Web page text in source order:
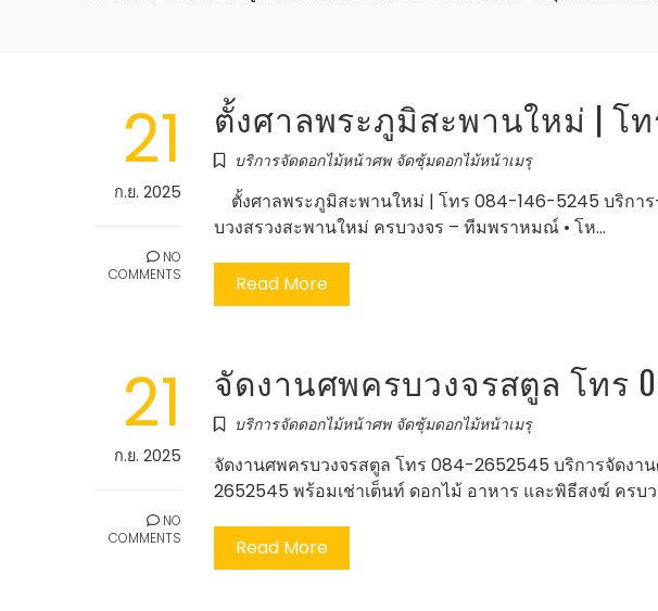
21
ก.ย. 2025
NO
COMMENTS
ตั้งศาลพระภูมิสะพานใหม่ | โทร
บริการจัดดอกไม้หน้าศพ จัดซุ้มดอกไม้หน้าเมรุ
ตั้งศาลพระภูมิสะพานใหม่ | โทร 084-146-5245 บริกา
บวงสรวงสะพานใหม่ ครบวงจร – ทีมพราหมณ์ • โห…
Read More
21
ก.ย. 2025
NO
COMMENTS
จัดงานศพครบวงจรสตูล โทร
บริการจัดดอกไม้หน้าศพ จัดซุ้มดอกไม้หน้าเมรุ
จัดงานศพครบวงจรสตูล โทร 084-2652545 บริการจัดงา
2652545 พร้อมเช่าเต็นท์ ดอกไม้ อาหาร และพิธีสงฆ์ ครบว
Read More